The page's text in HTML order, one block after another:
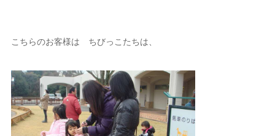
こちらのお客様は ちびっこたちは、